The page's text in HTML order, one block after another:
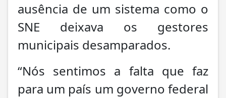
ausência de um sistema como o
SNE deixava os gestores
municipais desamparados.
“Nós sentimos a falta que faz
para um país um governo federal